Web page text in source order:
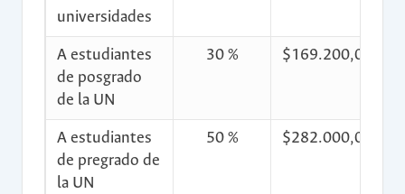
universidades
A estudiantes
de posgrado
de la UN
30 % $169.200,00
A estudiantes
de pregrado de
la UN
50 % $282.000,00